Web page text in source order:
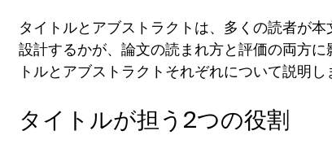
タイトルとアブストラクトは、多くの読者が
設計するかが、論文の読まれ方と評価の両方
トルとアブストラクトそれぞれについて説明し
タイトルが担う2つの役割